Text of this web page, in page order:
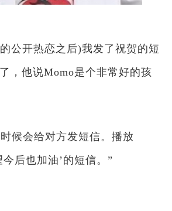
公开热恋之后)我发了祝贺的短
，他说Momo是个非常好的孩
候会给对方发短信。播放
后也加油’的短信。”